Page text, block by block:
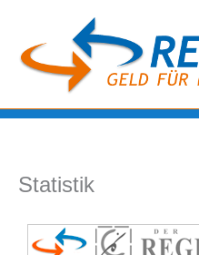
springen
Statistik